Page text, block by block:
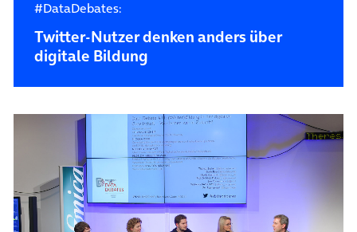
#DataDebates:
Twitter-Nutzer denken anders über
digitale Bildung